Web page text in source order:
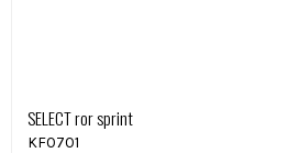
SELECT ror sprint
KF0701